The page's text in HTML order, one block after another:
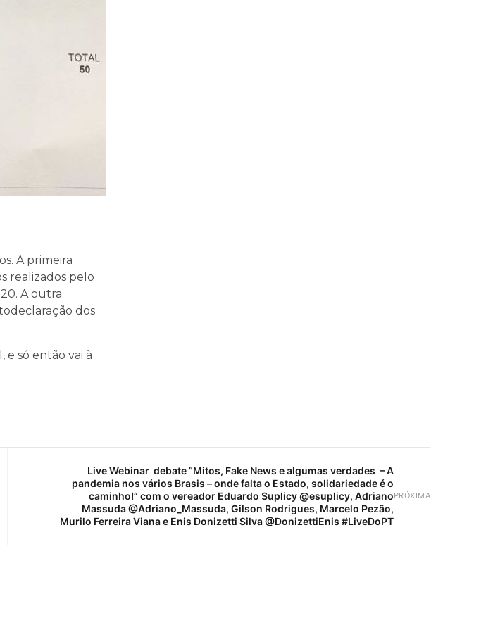
A primeira
realizados pelo
A outra
dos
e só então vai à
PRÓXIMA
Live Webinar debate ”Mitos, Fake News e algumas verdades – A
pandemia nos vários Brasis – onde falta o Estado, solidariedade é o
caminho!” com o vereador Eduardo Suplicy @esuplicy, Adriano
Massuda @Adriano_Massuda, Gilson Rodrigues, Marcelo Pezão,
Murilo Ferreira Viana e Enis Donizetti Silva @DonizettiEnis #LiveDoPT